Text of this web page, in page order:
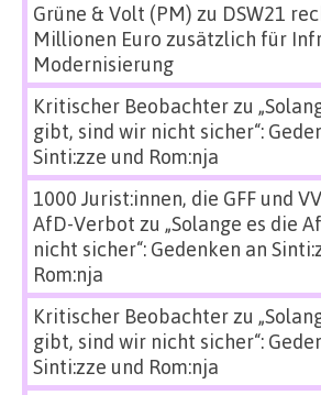
Grüne & Volt (PM) zu DSW21
Millionen Euro zusätzlich für
Modernisierung
Kritischer Beobachterzu
gibt, sind wir nicht sicher“:
Sinti:zze und Rom:nja
1000 Jurist:innen, die GFF und
AfD-Verbot zu „Solange es die
nicht sicher“: Gedenken an
Rom:nja
Kritischer Beobachterzu
gibt, sind wir nicht sicher“:
Sinti:zze und Rom:nja